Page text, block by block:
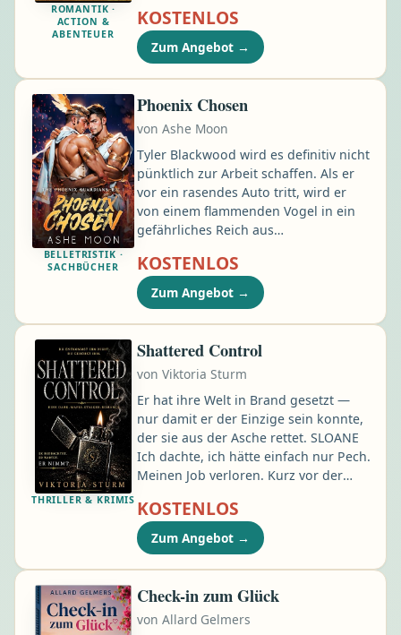
ROMANTIK ·
ACTION &
ABENTEUER
Arbeit. Wegen eines Abschlusses.
Wegen allem, außer wegen des
Feuerwehrchefs, der immer noch
genau weiß, wie er sie aus dem
Gleichgewicht bringt. Brady Mills ist
der Mann, auf den sich alle verlassen.
Ruhig. Kontrolliert. Unerschütterlich …
KOSTENLOS
Zum Angebot →
BELLETRISTIK ·
SACHBÜCHER
Phoenix Chosen
von Ashe Moon
Tyler Blackwood wird es definitiv nicht
pünktlich zur Arbeit schaffen. Als er
vor ein rasendes Auto tritt, wird er
von einem flammenden Vogel in ein
gefährliches Reich aus
das direkt aus antiken Mythen
stammt. Er hatte sich immer eine
Chance gewünscht, sein Leben neu zu
beginnen—aber nicht so. Kaum dort,
wird Tyler von Monstern verschleppt
und von Kalistratos gerettet, einem
rauen, gutaussehenden Schurken mit
der Macht, sich in einen Phönix zu
verwandeln …
KOSTENLOS
Zum Angebot →
THRILLER & KRIMIS
Shattered Control
von Viktoria Sturm
Er hat ihre Welt in Brand gesetzt —
nur damit er der Einzige sein konnte,
der sie aus der Asche rettet. SLOANE
Ich dachte, ich hätte einfach nur Pech.
Meinen Job verloren. Kurz vor der
stehend, mit genau zweiundfünfzig
Dollar in der Tasche. Ich dachte, das
Universum würde mich bestrafen. Ich
wusste nicht, dass dieses Universum
einen Namen hatte. Vance Sterling.
Maßgeschneiderter Anzug. Augen so
schwarz wie ein Abgrund …
KOSTENLOS
Zum Angebot →
Check-in zum Glück
von Allard Gelmers